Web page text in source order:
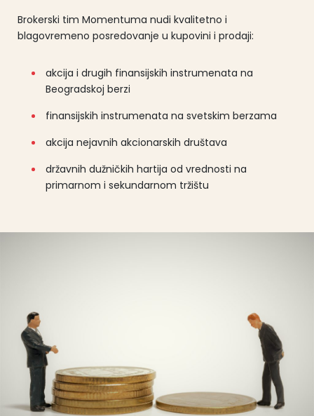
Brokerski tim Momentuma nudi kvalitetno i
blagovremeno posredovanje u kupovini i prodaji:
akcija i drugih finansijskih instrumenata na
Beogradskoj berzi
finansijskih instrumenata na svetskim berzama
akcija nejavnih akcionarskih društava
državnih dužničkih hartija od vrednosti na
primarnom i sekundarnom tržištu